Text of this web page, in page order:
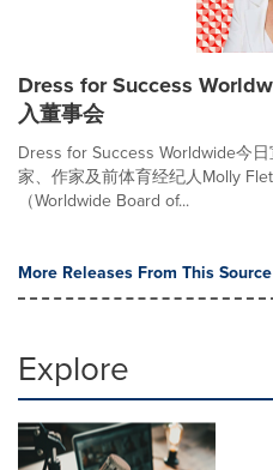
Dress for Success
入董事会
Dress for Success Worldwide今
家、作家及前体育经纪人Molly
（Worldwide Board of...
More Releases From This Source
Explore